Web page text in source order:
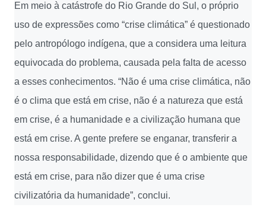
Em meio à catástrofe do Rio Grande do Sul, o próprio
uso de expressões como “crise climática” é questionado
pelo antropólogo indígena, que a considera uma leitura
equivocada do problema, causada pela falta de acesso
a esses conhecimentos. “Não é uma crise climática, não
é o clima que está em crise, não é a natureza que está
em crise, é a humanidade e a civilização humana que
está em crise. A gente prefere se enganar, transferir a
nossa responsabilidade, dizendo que é o ambiente que
está em crise, para não dizer que é uma crise
civilizatória da humanidade”, conclui.